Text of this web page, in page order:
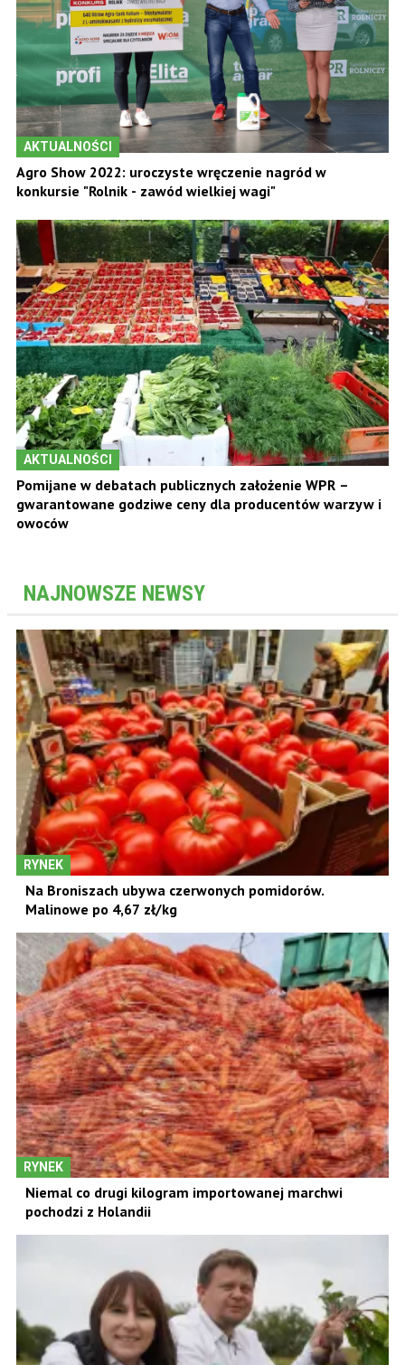
AKTUALNOŚCI
Agro Show 2022: uroczyste wręczenie nagród w
konkursie "Rolnik - zawód wielkiej wagi"
AKTUALNOŚCI
Pomijane w debatach publicznych założenie WPR –
gwarantowane godziwe ceny dla producentów warzyw i
owoców
NAJNOWSZE NEWSY
RYNEK
Na Broniszach ubywa czerwonych pomidorów.
Malinowe po 4,67 zł/kg
RYNEK
Niemal co drugi kilogram importowanej marchwi
pochodzi z Holandii